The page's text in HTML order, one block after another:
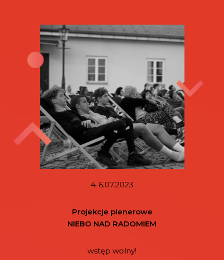
4-6.07.2023
Projekcje plenerowe
NIEBO NAD RADOMIEM
wstęp wolny!